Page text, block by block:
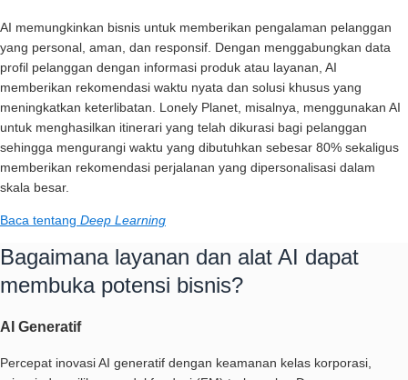
AI memungkinkan bisnis untuk memberikan pengalaman pelanggan
yang personal, aman, dan responsif. Dengan menggabungkan data
profil pelanggan dengan informasi produk atau layanan, AI
memberikan rekomendasi waktu nyata dan solusi khusus yang
meningkatkan keterlibatan. Lonely Planet, misalnya, menggunakan AI
untuk menghasilkan itinerari yang telah dikurasi bagi pelanggan
sehingga mengurangi waktu yang dibutuhkan sebesar 80% sekaligus
memberikan rekomendasi perjalanan yang dipersonalisasi dalam
skala besar.
Baca tentang Deep Learning
Bagaimana layanan dan alat AI dapat
membuka potensi bisnis?
AI Generatif
Percepat inovasi AI generatif dengan keamanan kelas korporasi,